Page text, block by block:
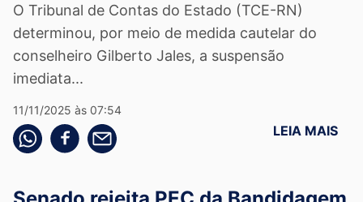
O Tribunal de Contas do Estado (TCE-RN)
determinou, por meio de medida cautelar do
conselheiro Gilberto Jales, a suspensão
imediata...
11/11/2025 às 07:54
Compartilhe pelo whatsapp
Compartilhar no facebook
Compartilhe pelo email LEIA MAIS